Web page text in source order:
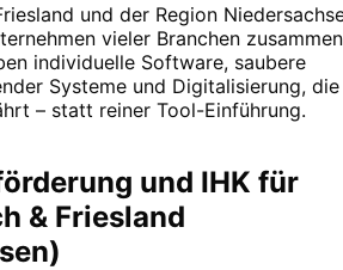
und der Region
vieler Branchen
individuelle Software, saubere
Systeme und Digitalisierung, die
– statt reiner Tool-Einführung.
und IHK für
& Friesland